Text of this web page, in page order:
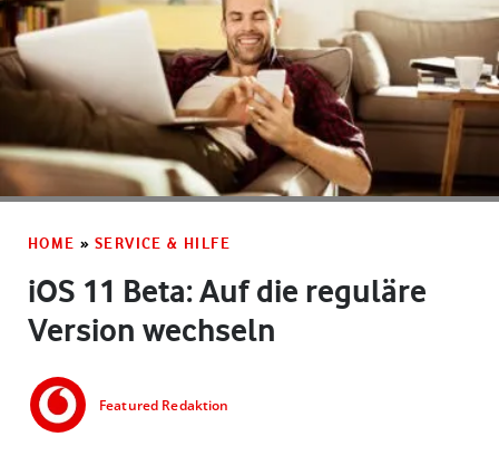
HOME » SERVICE & HILFE
iOS 11 Beta: Auf die reguläre
Version wechseln
Featured Redaktion